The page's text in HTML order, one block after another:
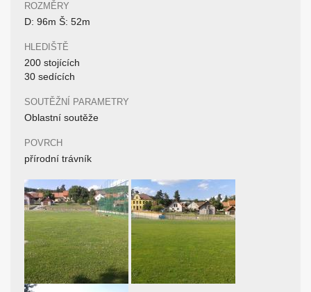
ROZMĚRY
D: 96m Š: 52m
HLEDIŠTĚ
200 stojících
30 sedících
SOUTĚŽNÍ PARAMETRY
Oblastní soutěže
POVRCH
přírodní trávník